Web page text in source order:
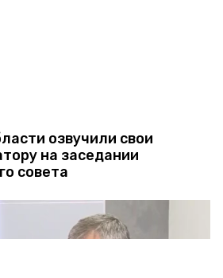
озвучили свои
на заседании
совета